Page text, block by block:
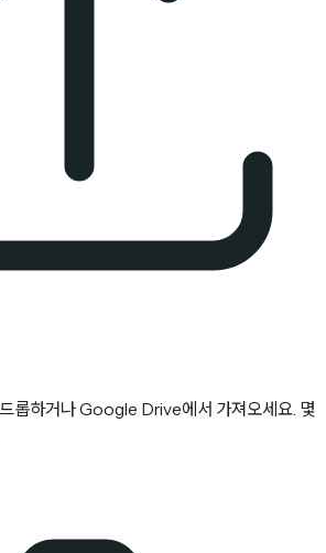
롭하거나 Google Drive에서 가져오세요. 몇